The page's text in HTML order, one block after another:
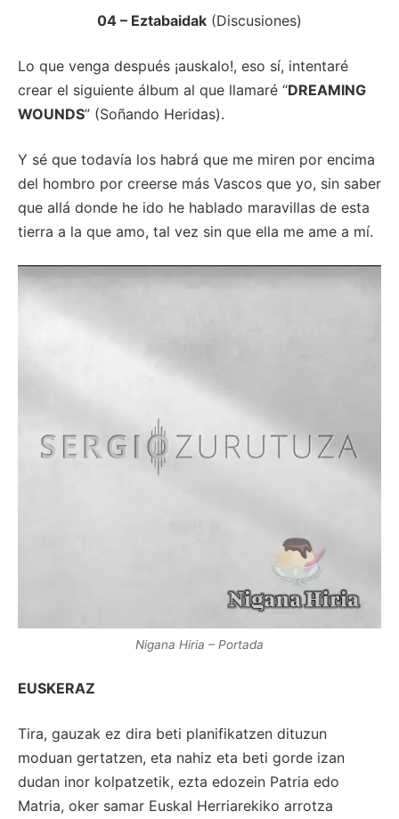
04 – Eztabaidak (Discusiones)
Lo que venga después ¡auskalo!, eso sí, intentaré
crear el siguiente álbum al que llamaré “DREAMING
WOUNDS” (Soñando Heridas).
Y sé que todavía los habrá que me miren por encima
del hombro por creerse más Vascos que yo, sin saber
que allá donde he ido he hablado maravillas de esta
tierra a la que amo, tal vez sin que ella me ame a mí.
Nigana Hiria – Portada
EUSKERAZ
Tira, gauzak ez dira beti planifikatzen dituzun
moduan gertatzen, eta nahiz eta beti gorde izan
dudan inor kolpatzetik, ezta edozein Patria edo
Matria, oker samar Euskal Herriarekiko arrotza